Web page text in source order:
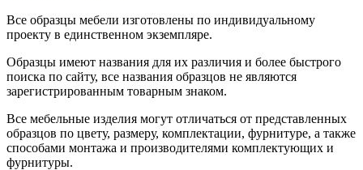
Все образцы мебели изготовлены по индивидуальному
проекту в единственном экземпляре.
Образцы имеют названия для их различия и более быстрого
поиска по сайту, все названия образцов не являются
зарегистрированным товарным знаком.
Все мебельные изделия могут отличаться от представленных
образцов по цвету, размеру, комплектации, фурнитуре, а также
способами монтажа и производителями комплектующих и
фурнитуры.